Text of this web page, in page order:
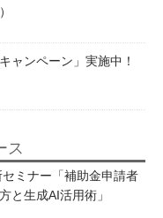
ャンペーン」実施中！
ス
セミナー「補助金申請者
と生成AI活用術」